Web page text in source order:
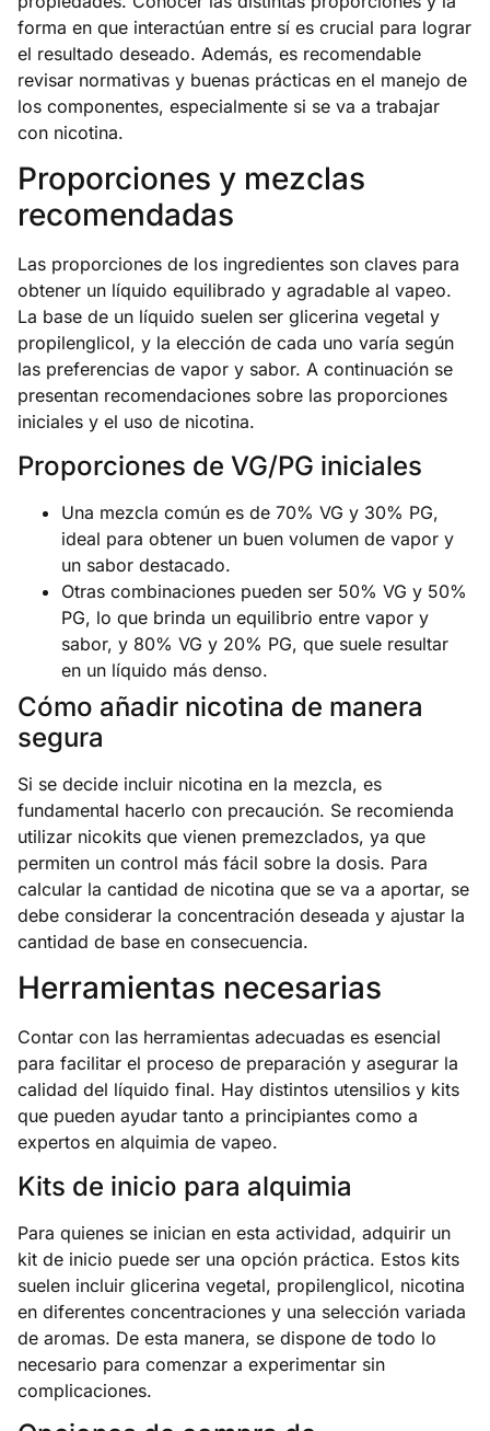
forma en que interactúan entre sí es crucial para lograr
el resultado deseado. Además, es recomendable
revisar normativas y buenas prácticas en el manejo de
los componentes, especialmente si se va a trabajar
con nicotina.
Proporciones y mezclas
recomendadas
Las proporciones de los ingredientes son claves para
obtener un líquido equilibrado y agradable al vapeo.
La base de un líquido suelen ser glicerina vegetal y
propilenglicol, y la elección de cada uno varía según
las preferencias de vapor y sabor. A continuación se
presentan recomendaciones sobre las proporciones
iniciales y el uso de nicotina.
Proporciones de VG/PG iniciales
Una mezcla común es de 70% VG y 30% PG,
ideal para obtener un buen volumen de vapor y
un sabor destacado.
Otras combinaciones pueden ser 50% VG y 50%
PG, lo que brinda un equilibrio entre vapor y
sabor, y 80% VG y 20% PG, que suele resultar
en un líquido más denso.
Cómo añadir nicotina de manera
segura
Si se decide incluir nicotina en la mezcla, es
fundamental hacerlo con precaución. Se recomienda
utilizar nicokits que vienen premezclados, ya que
permiten un control más fácil sobre la dosis. Para
calcular la cantidad de nicotina que se va a aportar, se
debe considerar la concentración deseada y ajustar la
cantidad de base en consecuencia.
Herramientas necesarias
Contar con las herramientas adecuadas es esencial
para facilitar el proceso de preparación y asegurar la
calidad del líquido final. Hay distintos utensilios y kits
que pueden ayudar tanto a principiantes como a
expertos en alquimia de vapeo.
Kits de inicio para alquimia
Para quienes se inician en esta actividad, adquirir un
kit de inicio puede ser una opción práctica. Estos kits
suelen incluir glicerina vegetal, propilenglicol, nicotina
en diferentes concentraciones y una selección variada
de aromas. De esta manera, se dispone de todo lo
necesario para comenzar a experimentar sin
complicaciones.